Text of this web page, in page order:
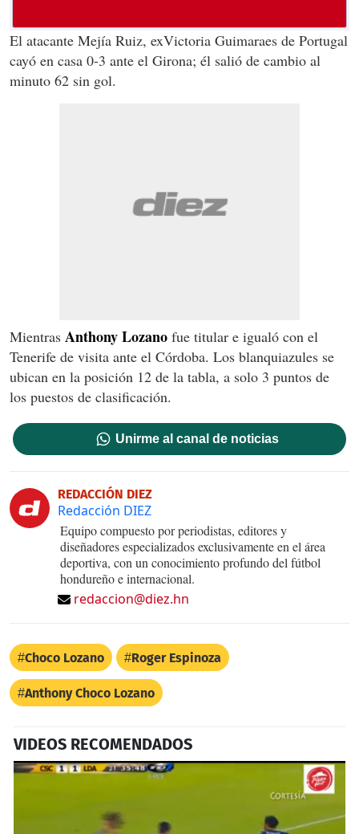
El atacante Mejía Ruiz, exVictoria Guimaraes de Portugal
cayó en casa 0-3 ante el Girona; él salió de cambio al
minuto 62 sin gol.
Mientras Anthony Lozano fue titular e igualó con el
Tenerife de visita ante el Córdoba. Los blanquiazules se
ubican en la posición 12 de la tabla, a solo 3 puntos de
los puestos de clasificación.
Unirme al canal de noticias
REDACCIÓN DIEZ
Redacción DIEZ
Equipo compuesto por periodistas, editores y
diseñadores especializados exclusivamente en el área
deportiva, con un conocimiento profundo del fútbol
hondureño e internacional.
redaccion@diez.hn
Choco Lozano Roger Espinoza
Anthony Choco Lozano
VIDEOS RECOMENDADOS